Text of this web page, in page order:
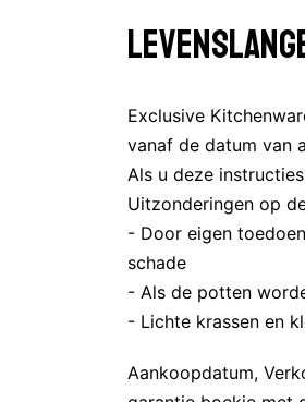
Exclusive
vanaf de datum van
Als u deze
Uitzonderingen op
- Door eigen
schade
- Als de potten
- Lichte krassen en
Aankoopdatum,